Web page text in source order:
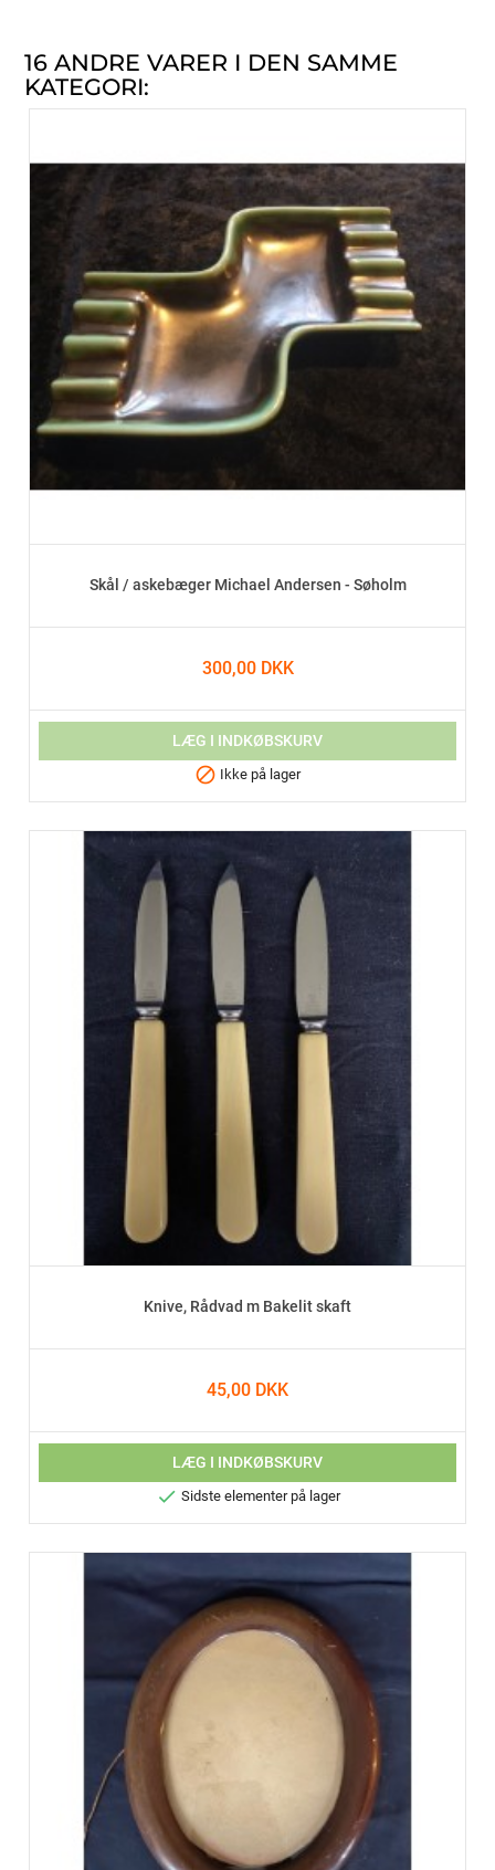
16 ANDRE VARER I DEN SAMME
KATEGORI:
Skål / askebæger Michael Andersen - Søholm
300,00 DKK
LÆG I INDKØBSKURV
 Ikke på lager
Knive, Rådvad m Bakelit skaft
45,00 DKK
LÆG I INDKØBSKURV
 Sidste elementer på lager